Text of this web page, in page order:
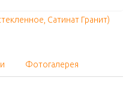
Фотогалерея